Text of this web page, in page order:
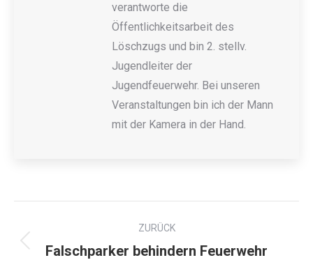
verantworte die
Öffentlichkeitsarbeit des
Löschzugs und bin 2. stellv.
Jugendleiter der
Jugendfeuerwehr. Bei unseren
Veranstaltungen bin ich der Mann
mit der Kamera in der Hand.
ZURÜCK
Falschparker behindern Feuerwehr